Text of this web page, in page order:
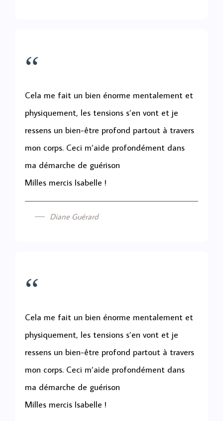
“
Cela me fait un bien énorme mentalement et
physiquement, les tensions s’en vont et je
ressens un bien-être profond partout à travers
mon corps. Ceci m’aide profondément dans
ma démarche de guérison
Milles mercis Isabelle !
Diane Guérard
“
Cela me fait un bien énorme mentalement et
physiquement, les tensions s’en vont et je
ressens un bien-être profond partout à travers
mon corps. Ceci m’aide profondément dans
ma démarche de guérison
Milles mercis Isabelle !